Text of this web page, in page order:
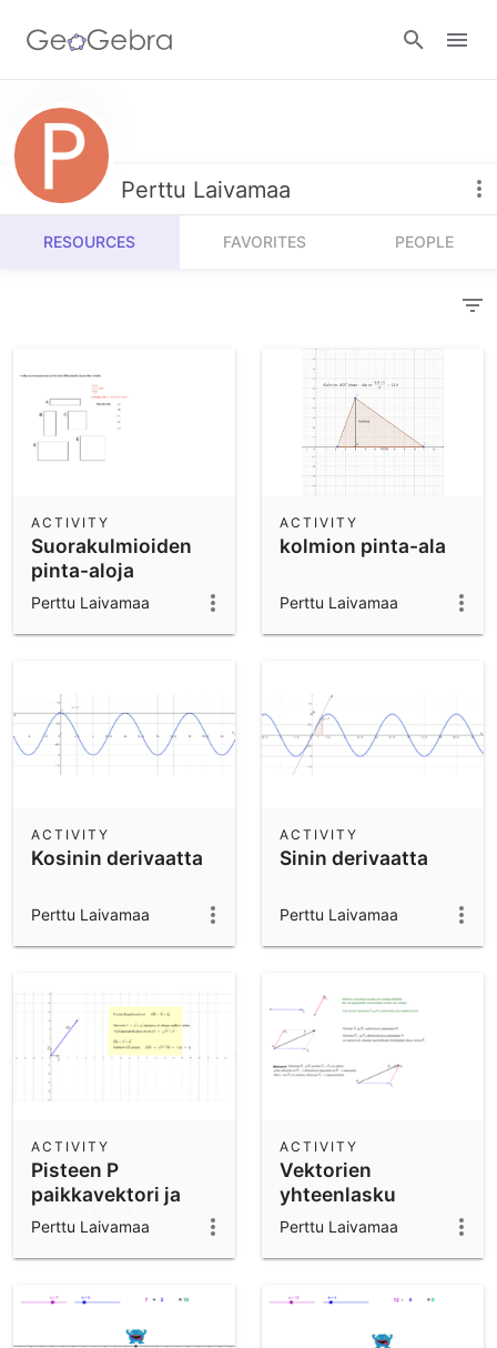
Resources
Number Sense
Algebra
Operations
Community Resources
Get started with our Resources
Calculators
Geometry
3D Calculator
Notes
App Downloads
Perttu Laivamaa
RESOURCES FAVORITES PEOPLE
Suorakulmioiden
pinta-aloja
ACTIVITY
Perttu Laivamaa
kolmion pinta-ala
ACTIVITY
Perttu Laivamaa
Kosinin derivaatta
ACTIVITY
Perttu Laivamaa
Sinin derivaatta
ACTIVITY
Perttu Laivamaa
Pisteen P
paikkavektori ja
vektorin pituus
ACTIVITY
Perttu Laivamaa
Vektorien
yhteenlasku
ACTIVITY
Perttu Laivamaa